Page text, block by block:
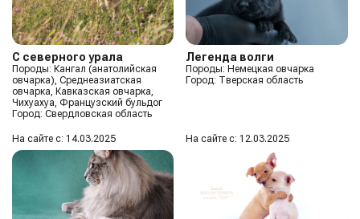
С северного урала
Породы: Кангал (анатолийская
овчарка), Среднеазиатская
овчарка, Кавказская овчарка,
Чихуахуа, Французский бульдог
Город: Свердловская область
Легенда волги
Породы: Немецкая овчарка
Город: Тверская область
На сайте с: 14.03.2025 На сайте с: 12.03.2025